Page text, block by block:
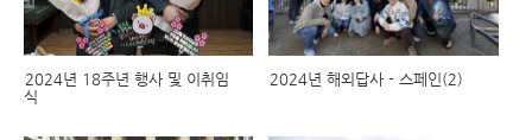
2024년 18주년 행사 및 이취임
식
2024년 해외답사 - 스페인(2)